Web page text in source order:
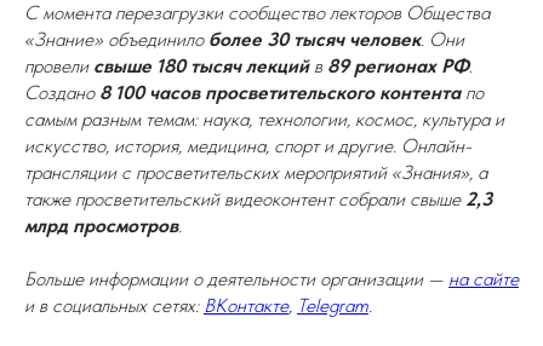
С момента перезагрузки сообщество лекторов Общества
«Знание» объединило более 30 тысяч человек. Они
провели свыше 180 тысяч лекцийв 89 регионах РФ.
Создано 8 100 часов просветительского контента по
самым разным темам: наука, технологии, космос, культура и
искусство, история, медицина, спорт и другие. Онлайн-
трансляции с просветительских мероприятий «Знания», а
также просветительский видеоконтент собрали свыше 2,3
млрд просмотров.
Больше информации о деятельности организации — на сайте
и в социальных сетях: ВКонтакте, Telegram.